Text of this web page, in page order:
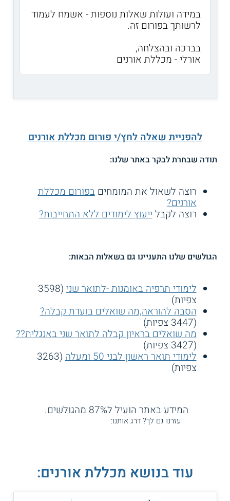
במידה ועולות שאלות נוספות - אשמח לעמוד
לרשותך בפורום זה.
בברכה ובהצלחה,
אורלי - מכללת אורנים
להפניית שאלה לחץ/י פורום מכללת אורנים
תודה שבחרת לבקר באתר שלנו:
רוצה לשאול את המומחיםבפורום מכללת
אורנים?
רוצה לקבלייעוץ לימודים ללא התחייבות?
הגולשים שלנו התעניינו גם בשאלות הבאות:
לימודי תרפיה באומנות -לתואר שני (3598
צפיות)
הסבה להוראה,מה שואלים בועדת קבלה?
(3447 צפיות)
מה שואלים בראיון קבלה לתואר שני באנגלית??
(3427 צפיות)
לימודי תואר ראשון לבני 50 ומעלה (3263
צפיות)
המידע באתר הועיל ל87% מהגולשים.
עזרנו גם לך? דרג אותנו:
עוד בנושא מכללת אורנים: